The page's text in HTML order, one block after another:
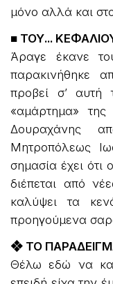
μόνο αλλά και
■ ΤΟΥ...
Άραγε έκανε
παρακινήθηκε
προβεί σ’ αυτή
«αμάρτημα»
Δουραχάνης
Μητροπόλεως
σημασία έχει ότι
διέπεται από
καλύψει τα
προηγούμενα
❖ ΤΟ
Θέλω εδώ να